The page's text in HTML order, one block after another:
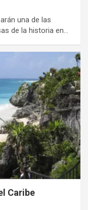
una de las
de la historia en…
Caribe